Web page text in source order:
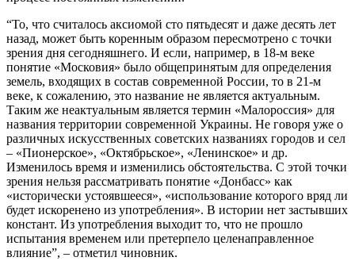
“То, что считалось аксиомой сто пятьдесят и даже десять лет
назад, может быть коренным образом пересмотрено с точки
зрения дня сегодняшнего. И если, например, в 18-м веке
понятие «Московия» было общепринятым для определения
земель, входящих в состав современной России, то в 21-м
веке, к сожалению, это название не является актуальным.
Таким же неактуальным является термин «Малороссия» для
названия территории современной Украины. Не говоря уже о
различных искусственных советских названиях городов и сел
– «Пионерское», «Октябрьское», «Ленинское» и др.
Изменилось время и изменились обстоятельства. С этой точки
зрения нельзя рассматривать понятие «Донбасс» как
«исторически устоявшееся», «использование которого вряд ли
будет искоренено из употребления». В истории нет застывших
констант. Из употребления выходит то, что не прошло
испытания временем или претерпело целенаправленное
влияние”, – отметил чиновник.